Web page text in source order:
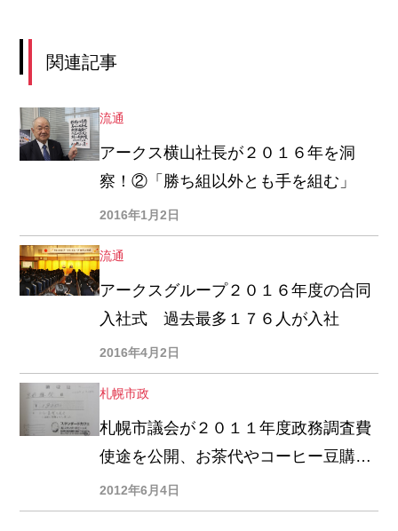
関連記事
流通
アークス横山社長が２０１６年を洞
察！②「勝ち組以外とも手を組む」
2016年1月2日
流通
アークスグループ２０１６年度の合同
入社式 過去最多１７６人が入社
2016年4月2日
札幌市政
札幌市議会が２０１１年度政務調査費
使途を公開、お茶代やコーヒー豆購入
も「調査研究に資する」という市民感
覚とのズレ
2012年6月4日